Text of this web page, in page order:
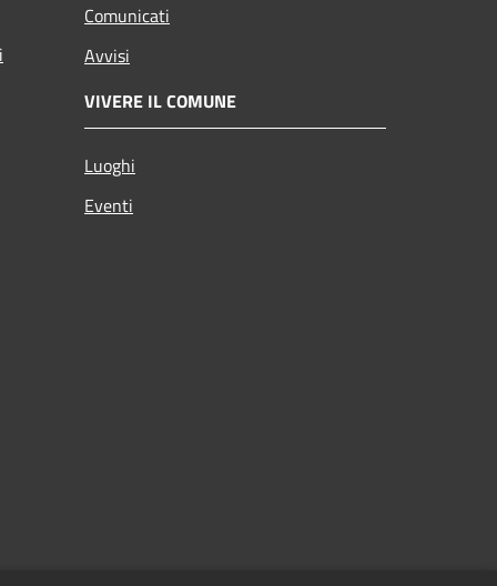
Comunicati
Avvisi
VIVERE IL COMUNE
Luoghi
Eventi